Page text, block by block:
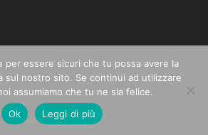
per essere sicuri che tu possa avere la
sul nostro sito. Se continui ad utilizzare
assumiamo che tu ne sia felice.
Ok
Leggi di più